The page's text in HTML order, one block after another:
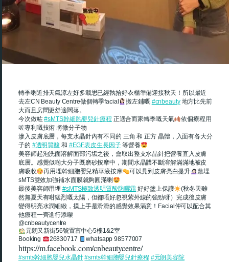
轉季喇近排天氣涼左好多載思已經執拾好衣櫃準備迎接秋天！所以最近
去左CN Beauty Centre做個轉季facial
搬左鋪嘅 #cnbeauty地方比先前
大而且房間更舒適闊落。
今次做咗#sMTS幹細胞嬰兒針療程 正適合而家轉季嘅天氣
依個療程用
咗專利嘅技術 將微分子物
滲入皮膚底層，每支水晶針內有不同的 三角 和 正方 晶體，入面有各大分
子的 #透明質酸 和 #EGF表皮生長因子等營養
美容師起泡洗面溶解面部污垢之後，會取出整支水晶針把營養直入皮膚
底層。感覺似啲大分子既磨砂按摩中，期間水晶體不斷溶解滿滿地被皮
膚吸收
再用埋幹細胞嬰兒精華液按摩 可以見到皮膚亮白提升
敷埋
sMTS雙效加強補水面膜就夠圓滿喇
最後美容師用埋#sMTS極致透明質酸防曬霜 好好塗上保護
(秋冬天雖
然無夏天有咁猛烈嘅太陽，但都唔好忽視紫外線的強勁呀）完成後皮膚
變得明亮水潤細緻，摸上手是滑滑的感覺效果滿意！Facial仲可以配合其
他療程一齊進行添㗎
@cnbeautycentre
元朗又新街56號置富中心5樓1&2室
Booking
26830717 whatsapp 98577007
https://m.facebook.com/cnbeautycentre/
#smts幹細胞嬰兒水晶針 #smts幹細胞嬰兒針療程 #元朗美容院